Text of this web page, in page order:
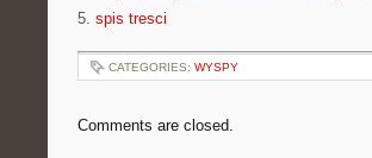
5. spis tresci
CATEGORIES: WYSPY
Comments are closed.